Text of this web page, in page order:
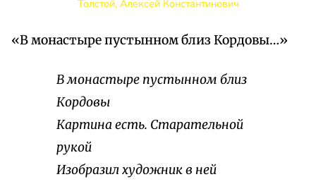
Толстой, Алексей Константинович
«В монастыре пустынном близ Кордовы…»
В монастыре пустынном близ
Кордовы
Картина есть. Старательной
рукой
Изобразил художник в ней